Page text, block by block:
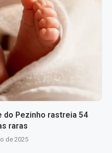
do Pezinho rastreia 54
raras
de 2025